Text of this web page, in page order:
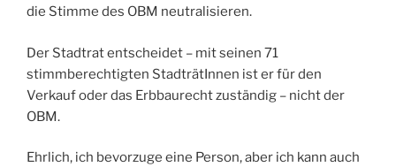
die Stimme des OBM neutralisieren.
Der Stadtrat entscheidet – mit seinen 71
stimmberechtigten StadträtInnen ist er für den
Verkauf oder das Erbbaurecht zuständig – nicht der
OBM.
Ehrlich, ich bevorzuge eine Person, aber ich kann auch